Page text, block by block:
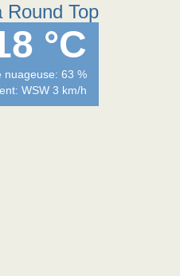
Round Top
°C
nuageuse: 63 %
WSW 3 km/h